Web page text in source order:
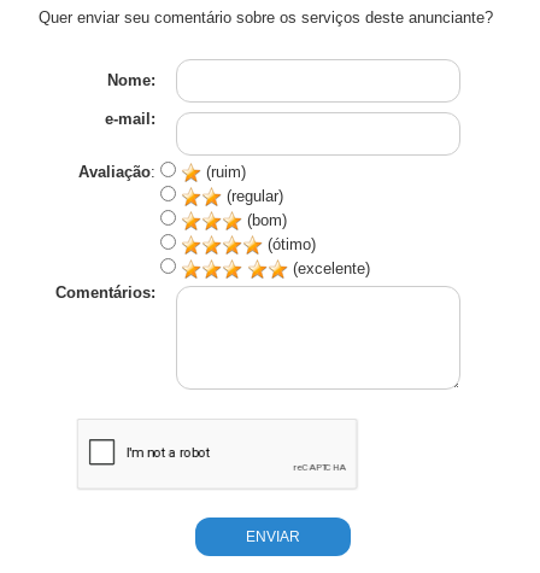
Quer enviar seu comentário sobre os serviços deste anunciante?
Nome:
e-mail:
Avaliação:
(ruim)
(regular)
(bom)
(ótimo)
(excelente)
Comentários: